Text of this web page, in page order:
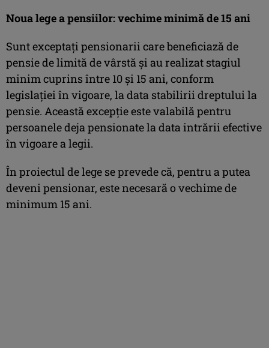
Noua lege a pensiilor: vechime minimă de 15 ani
Sunt exceptați pensionarii care beneficiază de
pensie de limită de vârstă și au realizat stagiul
minim cuprins între 10 și 15 ani, conform
legislației în vigoare, la data stabilirii dreptului la
pensie. Această excepție este valabilă pentru
persoanele deja pensionate la data intrării efective
în vigoare a legii.
În proiectul de lege se prevede că, pentru a putea
deveni pensionar, este necesară o vechime de
minimum 15 ani.